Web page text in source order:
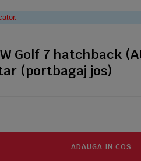
Golf 7 hatchback
(portbagaj jos)
ADAUGA IN COS